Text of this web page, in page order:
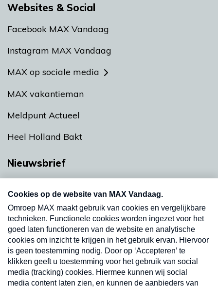
Websites & Social
Facebook MAX Vandaag
Instagram MAX Vandaag
MAX op sociale media
MAX vakantieman
Meldpunt Actueel
Heel Holland Bakt
Nieuwsbrief
nieuwsbrief. Elke vrijdag- en dinsdagochtend in
uw mailbox.
Verzend